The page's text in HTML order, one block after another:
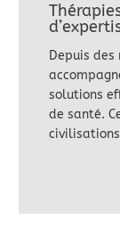
Depuis
solutions
de santé.